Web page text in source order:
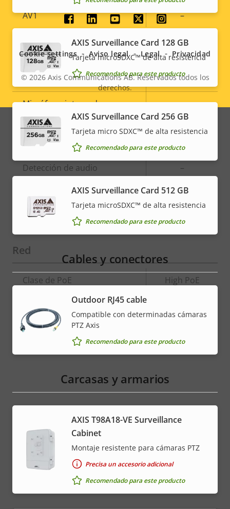
AV1 –
Audio
Descripción
de
Valor de
la
Compatibilidad de audio Yes
Micrófono integrado -
Integración del sistema
Descripción
propiedad
Valor de
propiedad
Detección de audio –
Manipulación activa –
Entradas/salidas de alarma
Red
Descripción
propiedad
la
propiedad
Clase de PoE High PoE
* Algunas especificaciones técnicas pueden variar
dependiendo de la opción de hardware que elija.
AXIS Surveillance Card 128 GB
Tarjeta microSDXC™ de alta resistencia
Recomendado para este producto
AXIS Surveillance Card 256 GB
Tarjeta micro SDXC™ de alta resistencia
Recomendado para este producto
AXIS Surveillance Card 512 GB
Tarjeta microSDXC™ de alta resistencia
Recomendado para este producto
Cables y conectores
Outdoor RJ45 cable
Compatible con determinadas cámaras
PTZ Axis
Recomendado para este producto
Carcasas y armarios
AXIS T98A18-VE Surveillance
Cabinet
Montaje resistente para cámaras PTZ
Precisa un accesorio adicional
Recomendado para este producto
Social
menu
Legal
menu
© 2026Axis Communications AB. Reservados todos los
derechos.
Cookie settings Aviso legal Legal Privacidad